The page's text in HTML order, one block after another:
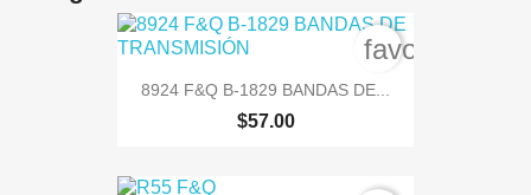
8924 F&Q B-1829 BANDAS DE...
$57.00